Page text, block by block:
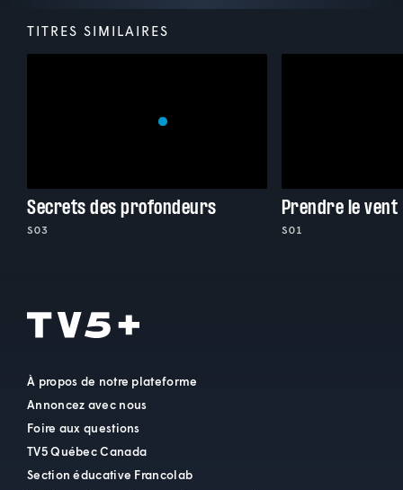
TITRES SIMILAIRES
Secrets des profondeurs
S03
Prendre le vent
S01
À propos de notre plateforme
Annoncez avec nous
Foire aux questions
TV5 Québec Canada
Section éducative Francolab